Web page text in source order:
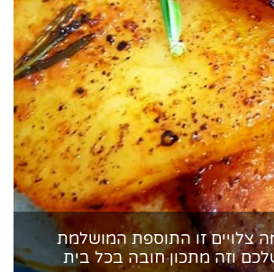
צלויים זו התוספת המושלמת
וזה מתכון חובה בכל בית